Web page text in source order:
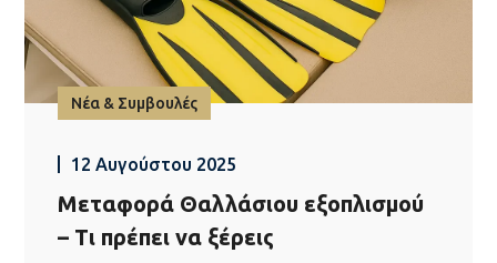
Νέα & Συμβουλές
12 Αυγούστου 2025
Μεταφορά Θαλλάσιου εξοπλισμού
– Τι πρέπει να ξέρεις